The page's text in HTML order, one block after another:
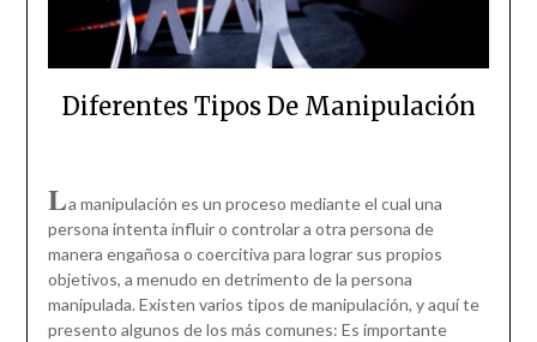
Diferentes Tipos De Manipulación
La manipulación es un proceso mediante el cual una
persona intenta influir o controlar a otra persona de
manera engañosa o coercitiva para lograr sus propios
objetivos, a menudo en detrimento de la persona
manipulada. Existen varios tipos de manipulación, y aquí te
presento algunos de los más comunes: Es importante